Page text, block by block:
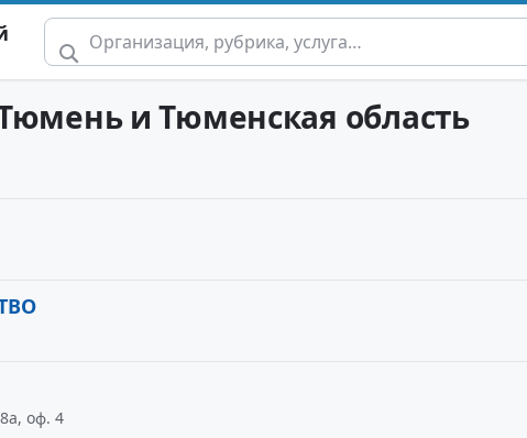
и Тюменская область
оф. 4